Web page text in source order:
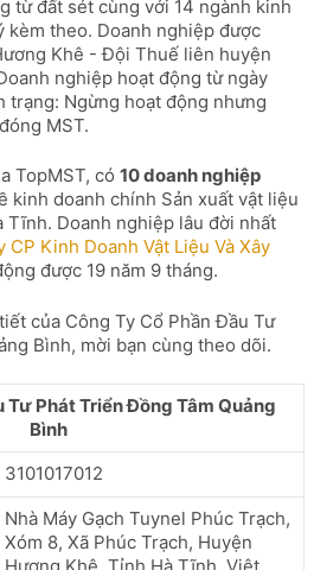
từ đất sét cùng với 14 ngành kinh
kèm theo. Doanh nghiệp được
Khê - Đội Thuế liên huyện
nghiệp hoạt động từ ngày
trạng: Ngừng hoạt động nhưng
MST.
TopMST, có 10 doanh nghiệp
kinh doanh chính Sản xuất vật liệu
Tĩnh. Doanh nghiệp lâu đời nhất
CP Kinh Doanh Vật Liệu Và Xây
được 19 năm 9 tháng.
của Công Ty Cổ Phần Đầu Tư
Bình, mời bạn cùng theo dõi.
Tư Phát Triển Đồng Tâm Quảng
Bình
3101017012
Nhà Máy Gạch Tuynel Phúc Trạch,
Xóm 8, Xã Phúc Trạch, Huyện